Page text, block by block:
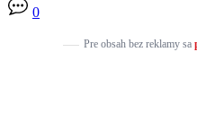
0
Pre obsah bez reklamy sa